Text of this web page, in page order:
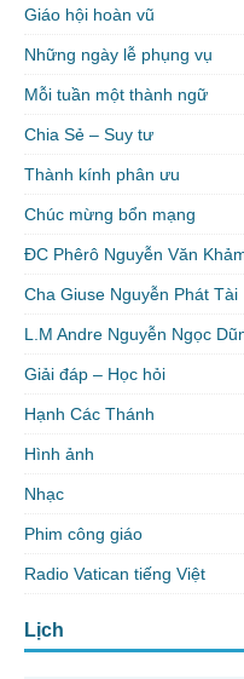
Giáo hội hoàn vũ
Những ngày lễ phụng vụ
Mỗi tuần một thành ngữ
Chia Sẻ – Suy tư
Thành kính phân ưu
Chúc mừng bổn mạng
ĐC Phêrô Nguyễn Văn
Cha Giuse Nguyễn Phát Tài
L.M Andre Nguyễn Ngọc
Giải đáp – Học hỏi
Hạnh Các Thánh
Hình ảnh
Nhạc
Phim công giáo
Radio Vatican tiếng Việt
Lịch